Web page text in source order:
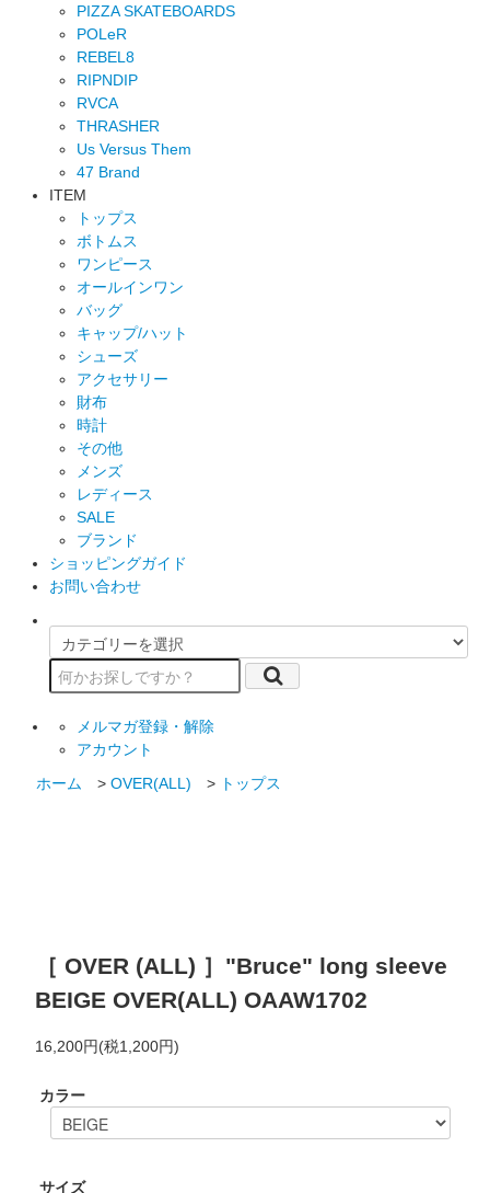
PIZZA SKATEBOARDS
POLeR
REBEL8
RIPNDIP
RVCA
THRASHER
Us Versus Them
47 Brand
ITEM
トップス
ボトムス
ワンピース
オールインワン
バッグ
キャップ/ハット
シューズ
アクセサリー
財布
時計
その他
メンズ
レディース
SALE
ブランド
ショッピングガイド
お問い合わせ
メルマガ登録・解除
アカウント
ホーム
>OVER(ALL) > トップス
［ OVER (ALL) ］"Bruce" long sleeve
BEIGE OVER(ALL) OAAW1702
16,200円(税1,200円)
カラー
サイズ